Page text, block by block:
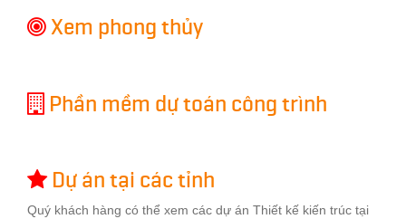
Xem phong thủy
Phần mềm dự toán công trình
Dự án tại các tỉnh
Quý khách hàng có thể xem các dự án Thiết kế kiến trúc tại